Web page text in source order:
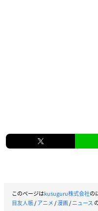
このページはkusuguru株式会社の
目友人帳/アニメ/漫画/ニュース